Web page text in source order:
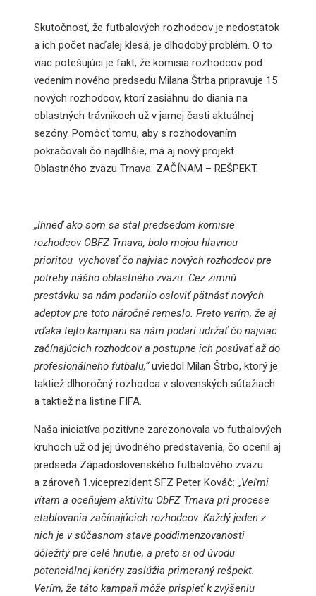
Skutočnosť, že futbalových rozhodcov je nedostatok
a ich počet naďalej klesá, je dlhodobý problém. O to
viac potešujúci je fakt, že komisia rozhodcov pod
vedením nového predsedu Milana Štrba pripravuje 15
nových rozhodcov, ktorí zasiahnu do diania na
oblastných trávnikoch už v jarnej časti aktuálnej
sezóny. Pomôcť tomu, aby s rozhodovaním
pokračovali čo najdlhšie, má aj nový projekt
Oblastného zväzu Trnava: ZAČÍNAM – REŠPEKT.
„Ihneď ako som sa stal predsedom komisie
rozhodcov OBFZ Trnava, bolo mojou hlavnou
prioritou vychovať čo najviac nových rozhodcov pre
potreby nášho oblastného zväzu. Cez zimnú
prestávku sa nám podarilo osloviť pätnásť nových
adeptov pre toto náročné remeslo. Preto verím, že aj
vďaka tejto kampani sa nám podarí udržať čo najviac
začínajúcich rozhodcov a postupne ich posúvať až do
profesionálneho futbalu,“uviedol Milan Štrbo, ktorý je
taktiež dlhoročný rozhodca v slovenských súťažiach
a taktiež na listine FIFA.
Naša iniciatíva pozitívne zarezonovala vo futbalových
kruhoch už od jej úvodného predstavenia, čo ocenil aj
predseda Západoslovenského futbalového zväzu
a zároveň 1.viceprezident SFZ Peter Kováč: „Veľmi
vítam a oceňujem aktivitu ObFZ Trnava pri procese
etablovania začínajúcich rozhodcov. Každý jeden z
nich je v súčasnom stave poddimenzovanosti
dôležitý pre celé hnutie, a preto si od úvodu
potenciálnej kariéry zaslúžia primeraný rešpekt.
Verím, že táto kampaň môže prispieť k zvýšeniu